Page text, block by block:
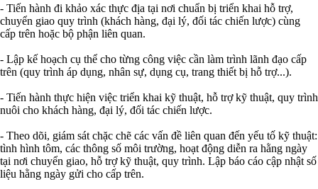
- Tiến hành đi khảo xác thực địa tại nơi chuẩn bị triển khai hỗ trợ,
chuyển giao quy trình (khách hàng, đại lý, đối tác chiến lược) cùng
cấp trên hoặc bộ phận liên quan.
- Lập kế hoạch cụ thể cho từng công việc cần làm trình lãnh đạo cấp
trên (quy trình áp dụng, nhân sự, dụng cụ, trang thiết bị hỗ trợ...).
- Tiến hành thực hiện việc triển khai kỹ thuật, hỗ trợ kỹ thuật, quy trình
nuôi cho khách hàng, đại lý, đối tác chiến lược.
- Theo dõi, giám sát chặc chẽ các vấn đề liên quan đến yếu tố kỹ thuật:
tình hình tôm, các thông số môi trường, hoạt động diễn ra hằng ngày
tại nơi chuyển giao, hỗ trợ kỹ thuật, quy trình. Lập báo cáo cập nhật số
liệu hằng ngày gửi cho cấp trên.